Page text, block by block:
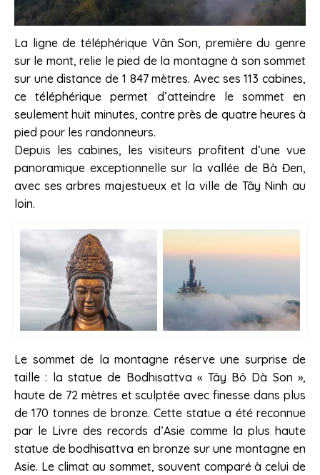
La ligne de téléphérique Vân Son, première du genre
sur le mont, relie le pied de la montagne à son sommet
sur une distance de 1 847 mètres. Avec ses 113 cabines,
ce téléphérique permet d’atteindre le sommet en
seulement huit minutes, contre près de quatre heures à
pied pour les randonneurs.
Depuis les cabines, les visiteurs profitent d’une vue
panoramique exceptionnelle sur la vallée de Bà Đen,
avec ses arbres majestueux et la ville de Tây Ninh au
loin.
Le sommet de la montagne réserve une surprise de
taille : la statue de Bodhisattva « Tây Bô Dà Son »,
haute de 72 mètres et sculptée avec finesse dans plus
de 170 tonnes de bronze. Cette statue a été reconnue
par le Livre des records d’Asie comme la plus haute
statue de bodhisattva en bronze sur une montagne en
Asie. Le climat au sommet, souvent comparé à celui de